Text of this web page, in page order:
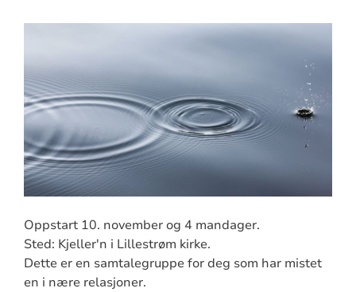
Oppstart 10. november og 4 mandager.
Sted: Kjeller'n i Lillestrøm kirke.
Dette er en samtalegruppe for deg som har mistet
en i nære relasjoner.